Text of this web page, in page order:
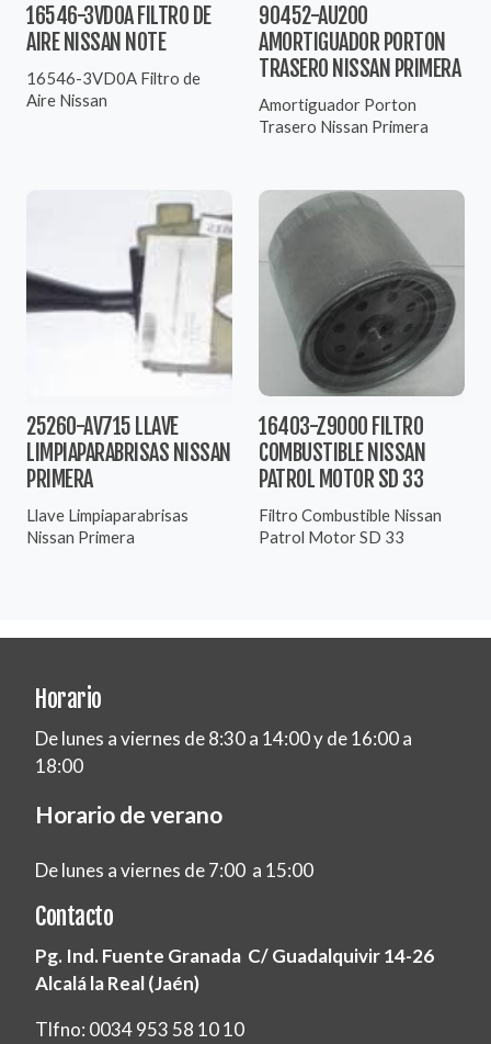
16546-3VD0A FILTRO DE
AIRE NISSAN NOTE
16546-3VD0A Filtro de
Aire Nissan
90452-AU200
AMORTIGUADOR PORTON
TRASERO NISSAN PRIMERA
Amortiguador Porton
Trasero Nissan Primera
25260-AV715 LLAVE
LIMPIAPARABRISAS NISSAN
PRIMERA
Llave Limpiaparabrisas
Nissan Primera
16403-Z9000 FILTRO
COMBUSTIBLE NISSAN
PATROL MOTOR SD 33
Filtro Combustible Nissan
Patrol Motor SD 33
Horario
De lunes a viernes de 8:30 a 14:00 y de 16:00 a
18:00
Horario de verano
De lunes a viernes de 7:00 a 15:00
Contacto
Pg. Ind. Fuente Granada C/ Guadalquivir 14-26
Alcalá la Real (Jaén)
Tlfno: 0034 953 58 10 10